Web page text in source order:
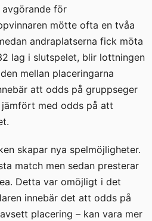
för
mötte ofta en tvåa
andraplatserna fick möta
lag i slutspelet, blir lottningen
mellan placeringarna
att odds på gruppseger
med odds på att
skapar nya spelmöjligheter.
match men sedan presterar
Detta var omöjligt i det
innebär det att odds på
placering – kan vara mer